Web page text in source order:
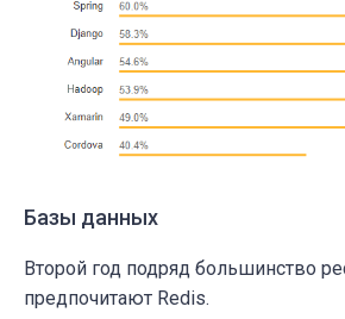
Базы данных
Второй год подряд большинство
предпочитают Redis.